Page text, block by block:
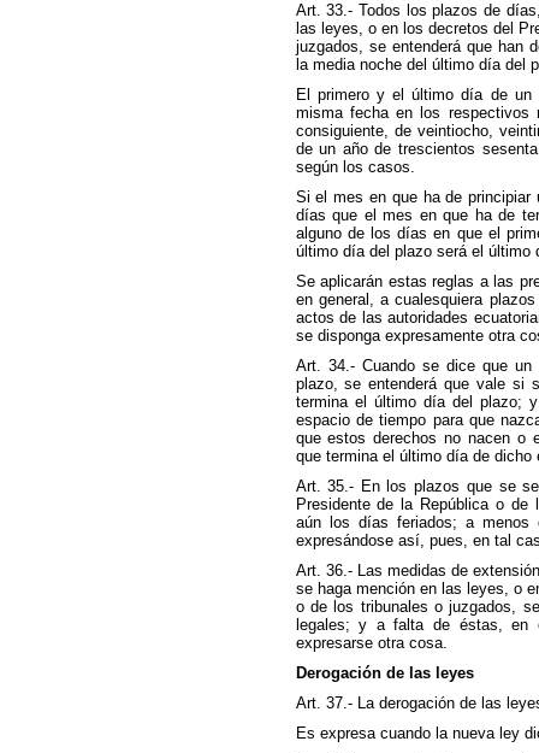
Art. 33.- Todos los plazos de
las leyes, o en los decretos del
juzgados, se entenderá que han
la media noche del último día del
El primero y el último día de un
misma fecha en los
consiguiente, de veintiocho,
de un año de trescientos
según los casos.
Si el mes en que ha de
días que el mes en que ha de
alguno de los días en que el
último día del plazo será el último
Se aplicarán estas reglas a las
en general, a cualesquiera
actos de las autoridades
se disponga expresamente otra
Art. 34.- Cuando se dice que
plazo, se entenderá que vale si
termina el último día del plazo;
espacio de tiempo para que
que estos derechos no nacen o
que termina el último día de dicho
Art. 35.- En los plazos que se
Presidente de la República o de
aún los días feriados; a
expresándose así, pues, en tal
Art. 36.- Las medidas de
se haga mención en las leyes, o
o de los tribunales o juzgados,
legales; y a falta de éstas, en
expresarse otra cosa.
Derogación de las leyes
Art. 37.- La derogación de las
Es expresa cuando la nueva ley